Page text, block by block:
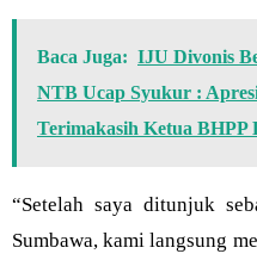
Baca Juga: IJU Divonis
NTB Ucap Syukur :
Terimakasih Ketua BHPP
“Setelah saya ditunjuk
Sumbawa, kami langsung